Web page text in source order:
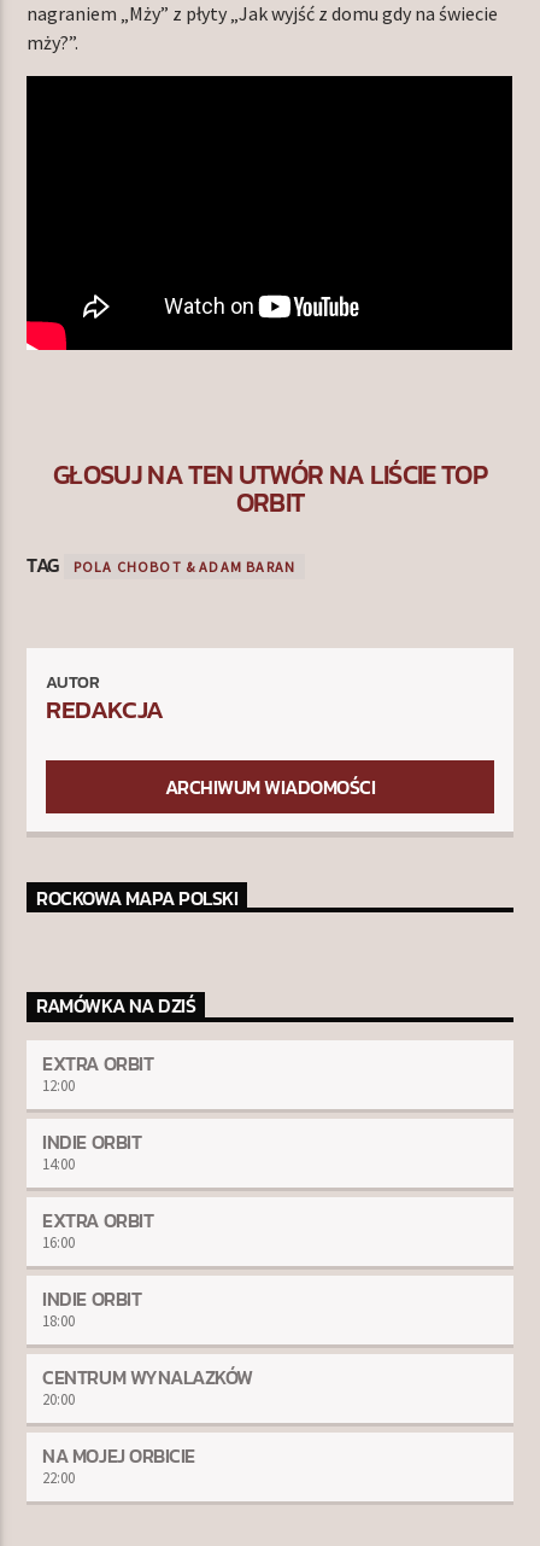
nagraniem „Mży” z płyty „Jak wyjść z domu gdy na świecie
mży?”.
GŁOSUJ NA TEN UTWÓR NA LIŚCIE TOP
ORBIT
TAG POLA CHOBOT & ADAM BARAN
AUTOR
REDAKCJA
ARCHIWUM WIADOMOŚCI
ROCKOWA MAPA POLSKI
RAMÓWKA NA DZIŚ
EXTRA ORBIT
12:00
INDIE ORBIT
14:00
EXTRA ORBIT
16:00
INDIE ORBIT
18:00
CENTRUM WYNALAZKÓW
20:00
NA MOJEJ ORBICIE
22:00